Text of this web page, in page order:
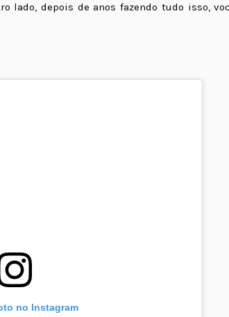
lado, depois de anos fazendo tudo isso,
no Instagram